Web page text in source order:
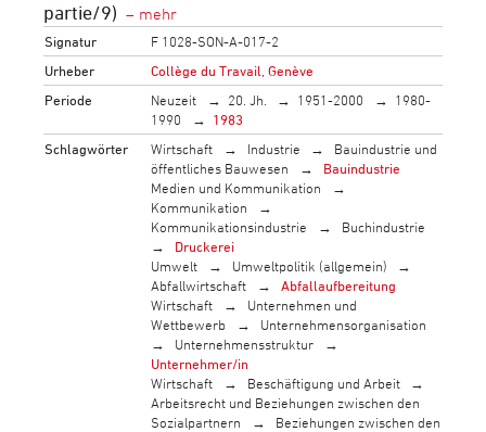
partie/9)
Signatur
F 1028-SON-A-017-2
Urheber
Collège du Travail, Genève
Periode
Neuzeit 20. Jh. 1951-2000
1980-
1990
1983
Schlagwörter
Wirtschaft Industrie
Bauindustrie und
öffentliches Bauwesen
Bauindustrie
Medien und Kommunikation
Kommunikation
Kommunikationsindustrie
Buchindustrie
Druckerei
Umwelt
Umweltpolitik (allgemein)
Abfallwirtschaft
Abfallaufbereitung
Wirtschaft
Unternehmen und
Wettbewerb
Unternehmensorganisation
Unternehmensstruktur
Unternehmer/in
Wirtschaft
Beschäftigung und Arbeit
Arbeitsrecht und Beziehungen zwischen den
Sozialpartnern
Beziehungen zwischen den